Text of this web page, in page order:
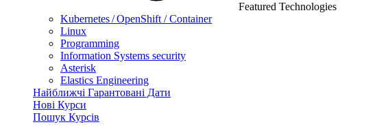
Featured Technologies
Kubernetes / OpenShift / Container
Linux
Programming
Information Systems security
Asterisk
Elastics Engineering
Найближчі Гарантовані Дати
Нові Курси
Пошук Курсів